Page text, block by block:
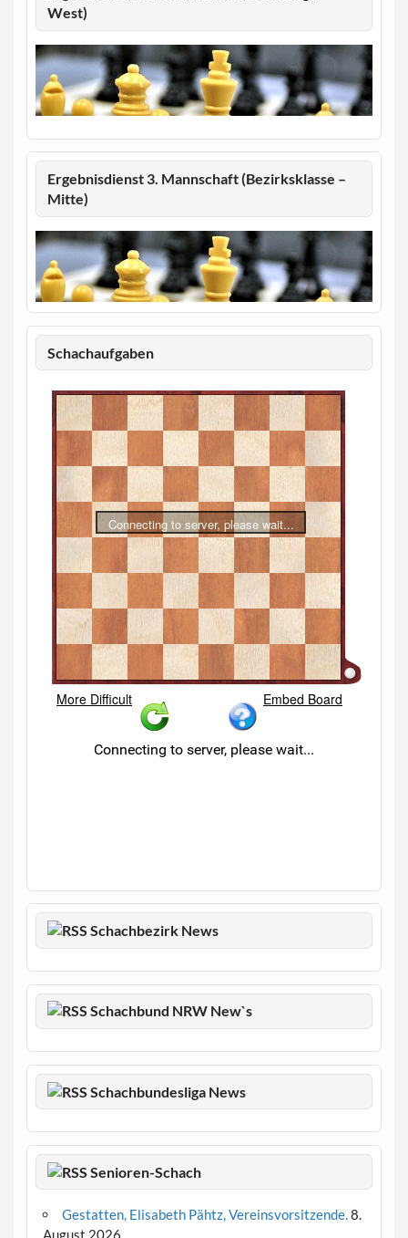
West)
Ergebnisdienst 3. Mannschaft (Bezirksklasse –
Mitte)
Schachaufgaben
Schachbezirk News
Schachbund NRW New`s
Schachbundesliga News
Senioren-Schach
Gestatten, Elisabeth Pähtz, Vereinsvorsitzende. 8.
August 2026